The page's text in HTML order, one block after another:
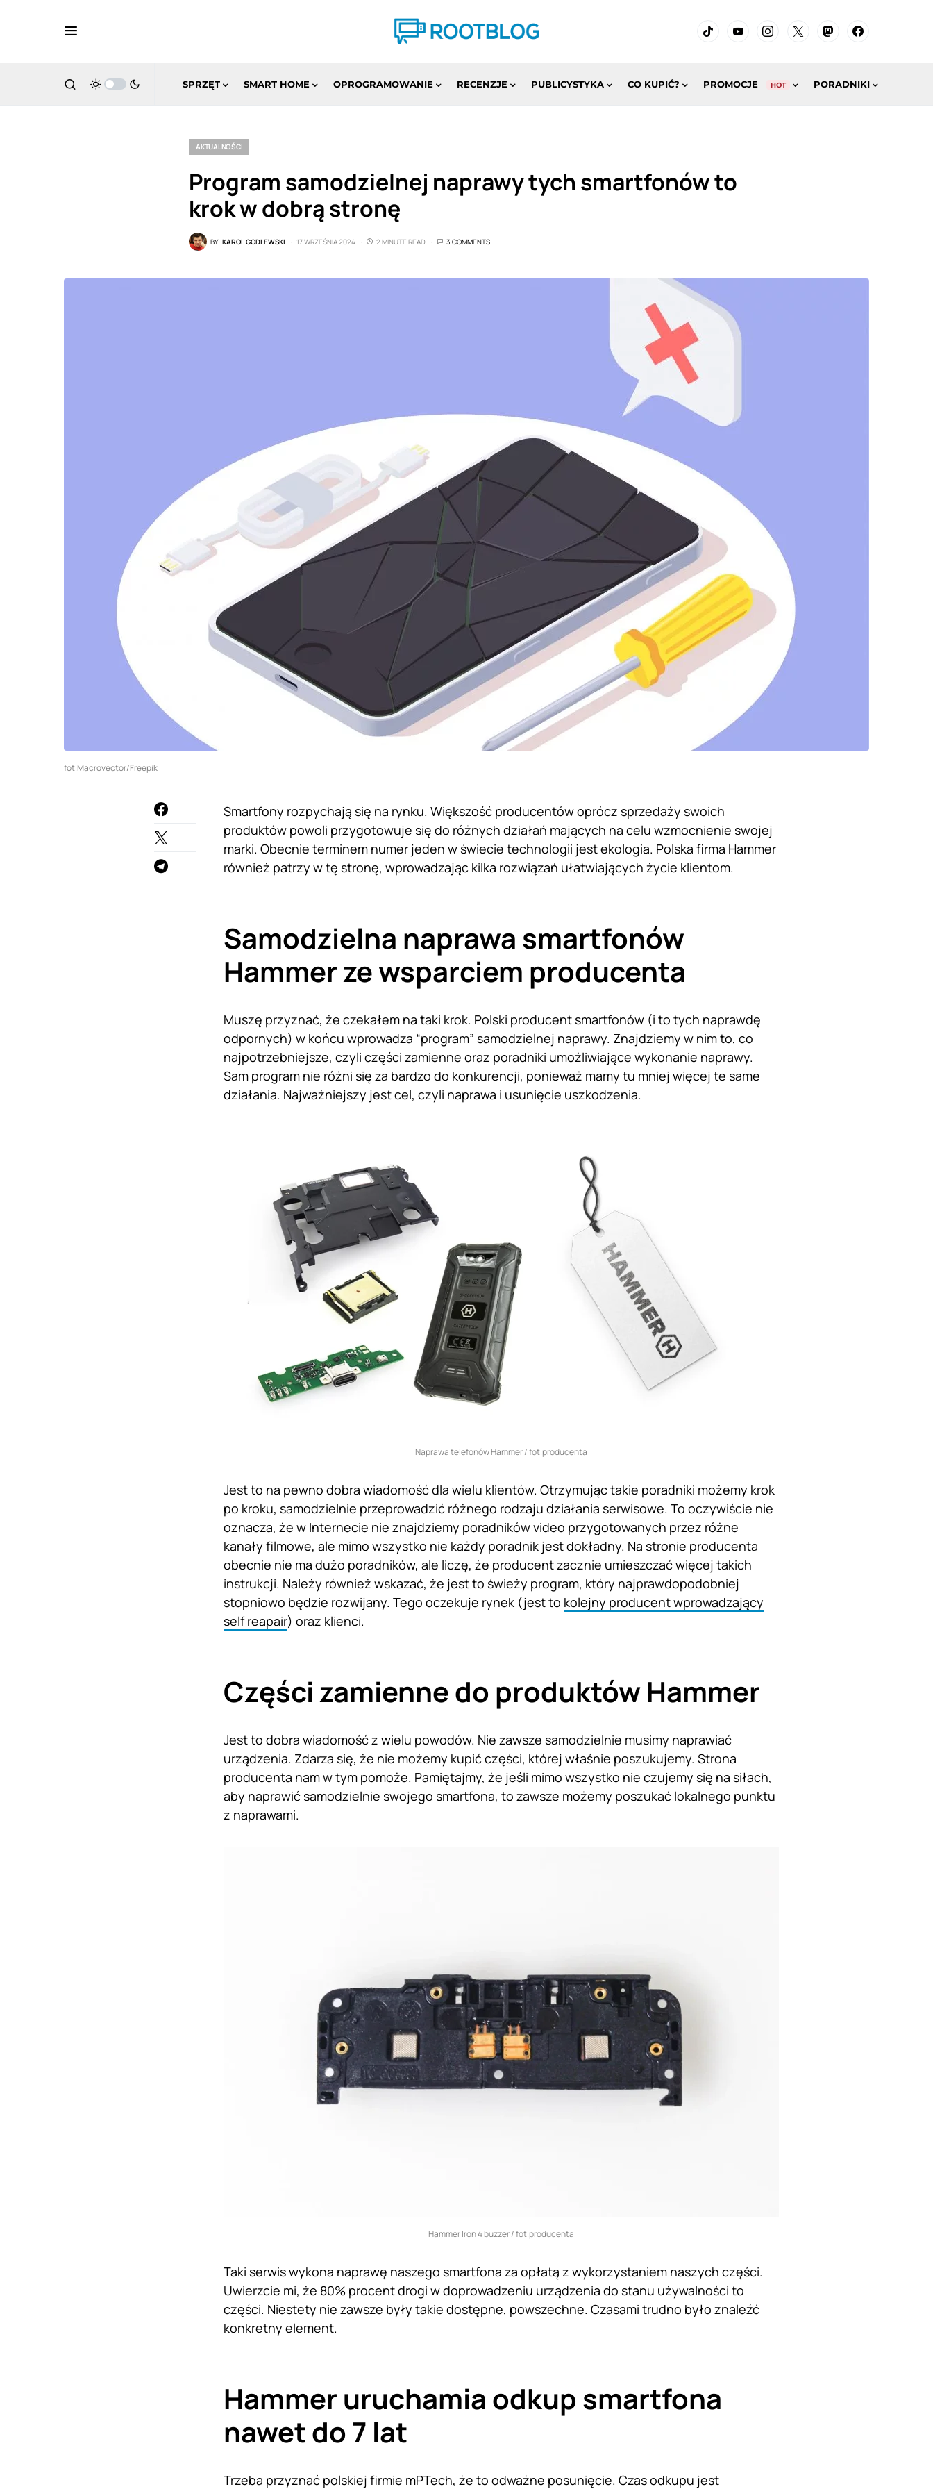
SPRZĘT SMART HOME OPROGRAMOWANIE RECENZJE PUBLICYSTYKA CO KUPIĆ? PROMOCJE HOT PORADNIKI
AKTUALNOŚCI
Program samodzielnej naprawy tych smartfonów to
krok w dobrą stronę
BY KAROL GODLEWSKI 17 WRZEŚNIA 2024 2 MINUTE READ 3 COMMENTS
fot.Macrovector/Freepik
Smartfony rozpychają się na rynku. Większość producentów oprócz sprzedaży swoich
produktów powoli przygotowuje się do różnych działań mających na celu wzmocnienie swojej
marki. Obecnie terminem numer jeden w świecie technologii jest ekologia. Polska firma Hammer
również patrzy w tę stronę, wprowadzając kilka rozwiązań ułatwiających życie klientom.
Samodzielna naprawa smartfonów
Hammer ze wsparciem producenta
Muszę przyznać, że czekałem na taki krok. Polski producent smartfonów (i to tych naprawdę
odpornych) w końcu wprowadza “program” samodzielnej naprawy. Znajdziemy w nim to, co
najpotrzebniejsze, czyli części zamienne oraz poradniki umożliwiające wykonanie naprawy.
Sam program nie różni się za bardzo do konkurencji, ponieważ mamy tu mniej więcej te same
działania. Najważniejszy jest cel, czyli naprawa i usunięcie uszkodzenia.
Naprawa telefonów Hammer / fot.producenta
Jest to na pewno dobra wiadomość dla wielu klientów. Otrzymując takie poradniki możemy krok
po kroku, samodzielnie przeprowadzić różnego rodzaju działania serwisowe. To oczywiście nie
oznacza, że w Internecie nie znajdziemy poradników video przygotowanych przez różne
kanały filmowe, ale mimo wszystko nie każdy poradnik jest dokładny. Na stronie producenta
obecnie nie ma dużo poradników, ale liczę, że producent zacznie umieszczać więcej takich
instrukcji. Należy również wskazać, że jest to świeży program, który najprawdopodobniej
stopniowo będzie rozwijany. Tego oczekuje rynek (jest to kolejny producent wprowadzający
self reapair) oraz klienci.
Części zamienne do produktów Hammer
Jest to dobra wiadomość z wielu powodów. Nie zawsze samodzielnie musimy naprawiać
urządzenia. Zdarza się, że nie możemy kupić części, której właśnie poszukujemy. Strona
producenta nam w tym pomoże. Pamiętajmy, że jeśli mimo wszystko nie czujemy się na siłach,
aby naprawić samodzielnie swojego smartfona, to zawsze możemy poszukać lokalnego punktu
z naprawami.
Hammer Iron 4 buzzer / fot.producenta
Taki serwis wykona naprawę naszego smartfona za opłatą z wykorzystaniem naszych części.
Uwierzcie mi, że 80% procent drogi w doprowadzeniu urządzenia do stanu używalności to
części. Niestety nie zawsze były takie dostępne, powszechne. Czasami trudno było znaleźć
konkretny element.
Hammer uruchamia odkup smartfona
nawet do 7 lat
Trzeba przyznać polskiej firmie mPTech, że to odważne posunięcie. Czas odkupu jest